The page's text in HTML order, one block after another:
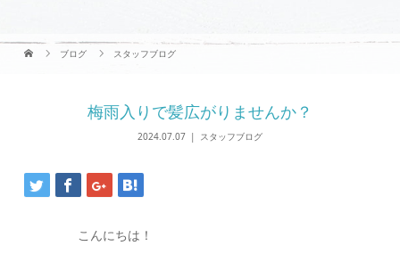
ブログ スタッフブログ
梅雨入りで髪広がりませんか？
2024.07.07 スタッフブログ
こんにちは！